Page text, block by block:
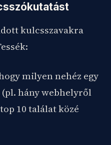
kulcsszavakra
milyen nehéz egy
hány webhelyről
10 találat közé